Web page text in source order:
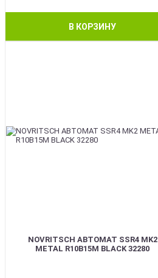
В КОРЗИНУ
NOVRITSCH АВТОМАТ SSR4 MK2
METAL R10B15M BLACK 32280